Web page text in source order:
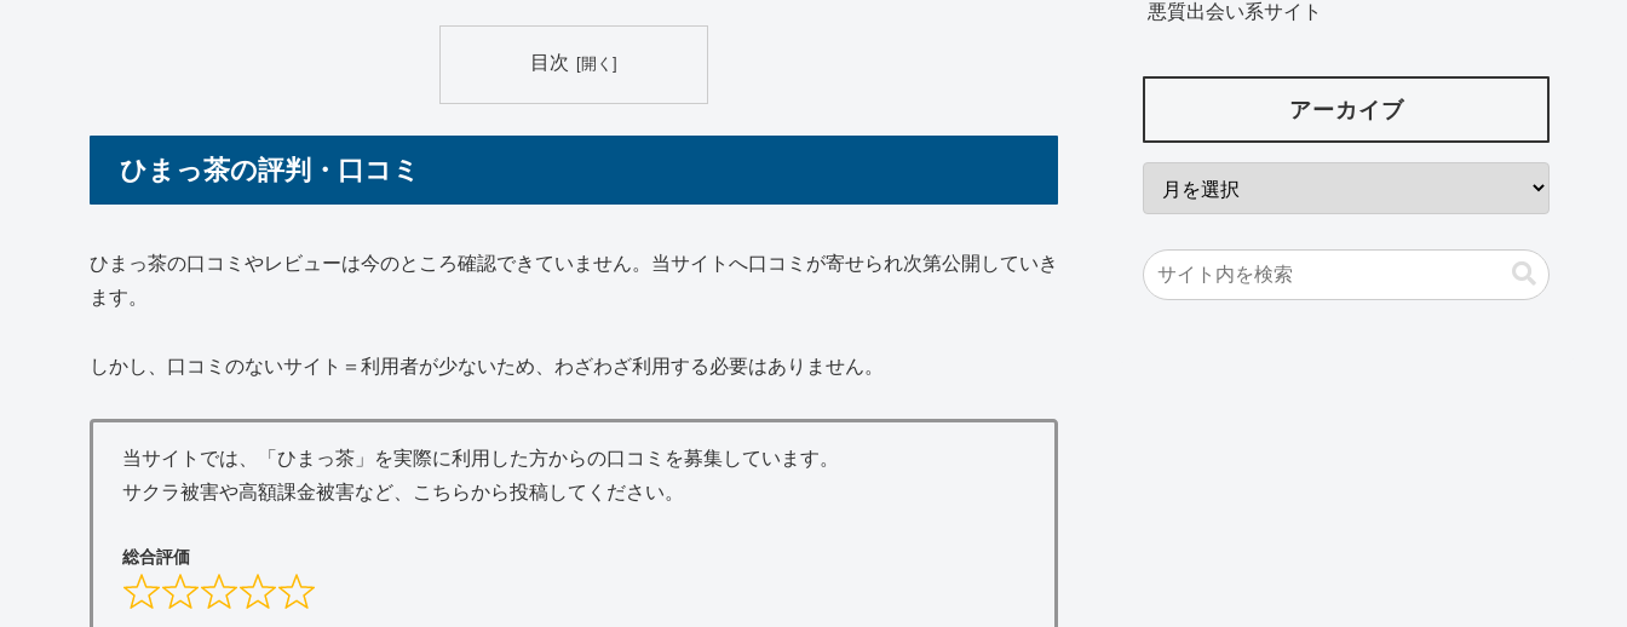
目次
ひまっ茶の評判・口コミ
ひまっ茶の口コミやレビューは今のところ確認できていません。当サイトへ口コミが寄せられ次第公開していき
ます。
しかし、口コミのないサイト＝利用者が少ないため、わざわざ利用する必要はありません。
当サイトでは、「ひまっ茶」を実際に利用した方からの口コミを募集しています。
サクラ被害や高額課金被害など、こちらから投稿してください。
総合評価
悪質出会い系サイト
アーカイブ